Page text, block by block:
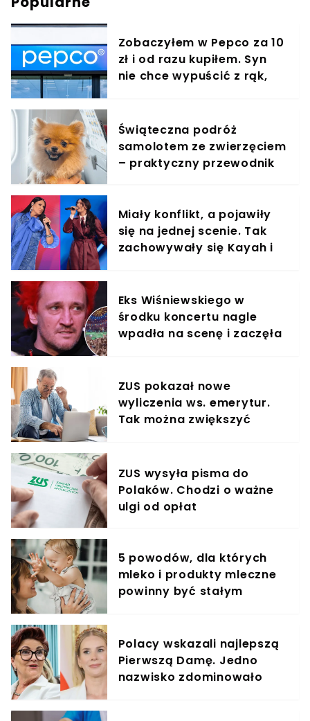
Zobaczyłem w Pepco za 10
zł i od razu kupiłem. Syn
nie chce wypuścić z rąk,
Świąteczna podróż
samolotem ze zwierzęciem
– praktyczny przewodnik
Miały konflikt, a pojawiły
się na jednej scenie. Tak
zachowywały się Kayah i
Eks Wiśniewskiego w
środku koncertu nagle
wpadła na scenę i zaczęła
ZUS pokazał nowe
wyliczenia ws. emerytur.
Tak można zwiększyć
ZUS wysyła pisma do
Polaków. Chodzi o ważne
ulgi od opłat
5 powodów, dla których
mleko i produkty mleczne
powinny być stałym
Polacy wskazali najlepszą
Pierwszą Damę. Jedno
nazwisko zdominowało